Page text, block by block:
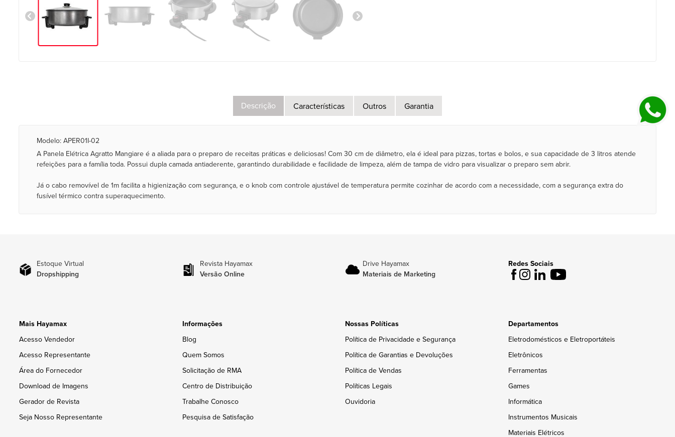
Descrição Características Outros Garantia
Modelo: APER01I-02
A Panela Elétrica Agratto Mangiare é a aliada para o preparo de receitas práticas e deliciosas! Com 30 cm de diâmetro, ela é ideal para pizzas, tortas e bolos, e sua capacidade de 3 litros atende
refeições para a família toda. Possui dupla camada antiaderente, garantindo durabilidade e facilidade de limpeza, além de tampa de vidro para visualizar o preparo sem abrir.
Já o cabo removível de 1m facilita a higienização com segurança, e o knob com controle ajustável de temperatura permite cozinhar de acordo com a necessidade, com a segurança extra do
fusível térmico contra superaquecimento.
Estoque Virtual
Dropshipping
Revista Hayamax
Versão Online
Drive Hayamax
Materiais de Marketing
Redes Sociais
Mais Hayamax
Acesso Vendedor
Acesso Representante
Área do Fornecedor
Download de Imagens
Gerador de Revista
Seja Nosso Representante
Informações
Blog
Quem Somos
Solicitação de RMA
Centro de Distribuição
Trabalhe Conosco
Pesquisa de Satisfação
Nossas Políticas
Política de Privacidade e Segurança
Política de Garantias e Devoluções
Política de Vendas
Políticas Legais
Ouvidoria
Departamentos
Eletrodomésticos e Eletroportáteis
Eletrônicos
Ferramentas
Games
Informática
Instrumentos Musicais
Materiais Elétricos